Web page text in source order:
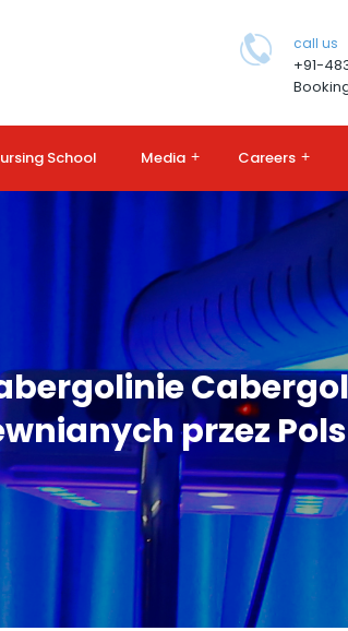
call us
+91-
School Media + Careers +
przez